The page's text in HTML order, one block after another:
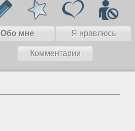
Обо мне Я нравлюсь
Комментарии